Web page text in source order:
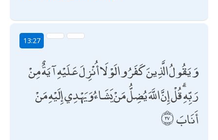
13:27
وَيَقُولُ الَّذِينَ كَفَرُوا لَوْلَا أُنْزِلَ عَلَيْهِ آيَةٌ مِنْ
رَبِّهِ ۗ قُلْ إِنَّ اللَّهَ يُضِلُّ مَنْ يَشَاءُ وَيَهْدِي إِلَيْهِ مَنْ
أَنَابَ